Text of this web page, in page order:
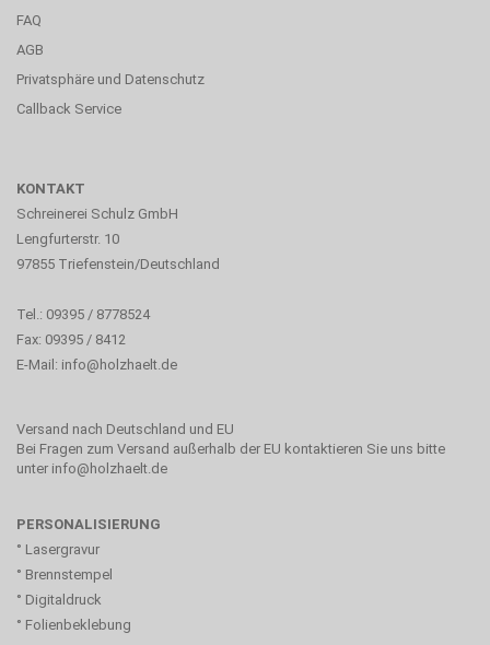
FAQ
AGB
Privatsphäre und Datenschutz
Callback Service
KONTAKT
Schreinerei Schulz GmbH
Lengfurterstr. 10
97855 Triefenstein/Deutschland
Tel.: 09395 / 8778524
Fax: 09395 / 8412
E-Mail: info@holzhaelt.de
Versand nach Deutschland und EU
Bei Fragen zum Versand außerhalb der EU kontaktieren Sie uns bitte
unter info@holzhaelt.de
PERSONALISIERUNG
° Lasergravur
° Brennstempel
° Digitaldruck
° Folienbeklebung